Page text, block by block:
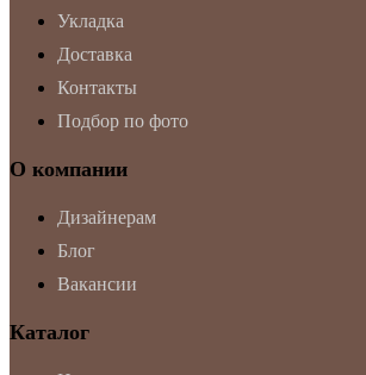
Укладка
Доставка
Контакты
Подбор по фото
О компании
Дизайнерам
Блог
Вакансии
Каталог